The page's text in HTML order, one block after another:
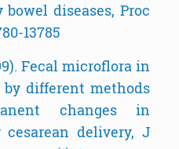
diseases, Proc
13785
Fecal microflora in
different methods
changes in
delivery, J